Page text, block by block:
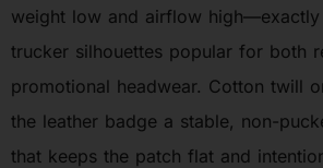
weight low and airflow high—exactly
trucker silhouettes popular for both
promotional headwear. Cotton twill
the leather badge a stable, non-
that keeps the patch flat and